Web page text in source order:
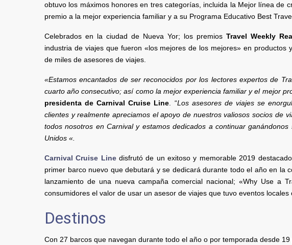
obtuvo los máximos honores en tres categorías, incluida la Mejor línea de
premio a la mejor experiencia familiar y a su Programa Educativo Best
Celebrados en la ciudad de Nueva Yor; los premios Travel Weekly
industria de viajes que fueron «los mejores de los mejores» en
de miles de asesores de viajes.
«Estamos encantados de ser reconocidos por los lectores expertos de
cuarto año consecutivo; así como la mejor experiencia familiar y el mejor
presidenta de Carnival Cruise Line . “Los asesores de viajes se
clientes y realmente apreciamos el apoyo de nuestros valiosos socios de
todos nosotros en Carnival y estamos dedicados a continuar
Unidos «.
Carnival Cruise Linedisfrutó de un exitoso y memorable 2019
primer barco nuevo que debutará y se dedicará durante todo el año en la
lanzamiento de una nueva campaña comercial nacional; «Why Use a
consumidores el valor de usar un asesor de viajes que tuvo eventos locales
Destinos
Con 27 barcos que navegan durante todo el año o por temporada desde